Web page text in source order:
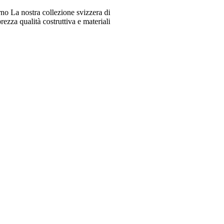
La nostra collezione svizzera di
qualità costruttiva e materiali